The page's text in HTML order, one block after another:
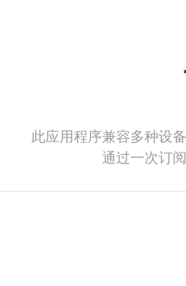
此应用程序兼容多种设
通过一次订